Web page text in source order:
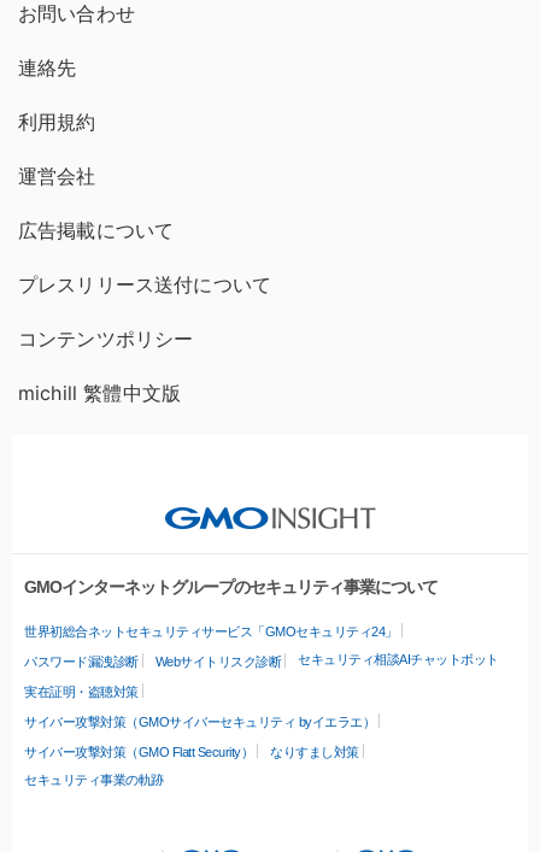
お問い合わせ
連絡先
利用規約
運営会社
広告掲載について
プレスリリース送付について
コンテンツポリシー
michill 繁體中文版
GMOインターネットグループのセキュリティ事業について
世界初総合ネットセキュリティサービス「GMOセキュリティ24」
パスワード漏洩診断 Webサイトリスク診断 セキュリティ相談AIチャットボット
実在証明・盗聴対策
サイバー攻撃対策（GMOサイバーセキュリティ byイエラエ）
サイバー攻撃対策（GMO Flatt Security）
なりすまし対策
セキュリティ事業の軌跡